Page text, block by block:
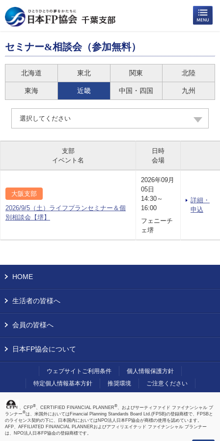
セミナー&相談会（参加無料）
北海道 東北 関東 北陸
東海 近畿 中国・四国 九州
選択してください
支部
イベント名
日時
会場
大阪支部
2026/9/5（土）ライフプランセミナー＆個
別相談会【堺】
2026年09月
05日
14:30～
16:00
フェニーチ
ェ堺
詳細・
申込
HOME
生活者の皆様へ
会員の皆様へ
日本FP協会について
ウェブサイトご利用条件
個人情報保護方針
特定個人情報基本方針
推奨環境 ご注意ください
、CFP®、CERTIFIED FINANCIAL PLANNER®、およびサーティファイド ファイナンシャル プ
ランナー®は、米国外においてはFinancial Planning Standards Board Ltd.(FPSB)の登録商標で、FPSBと
のライセンス契約の下に、日本国内においてはNPO法人日本FP協会が商標の使用を認めています。
AFP、AFFILIATED FINANCIAL PLANNERおよびアフィリエイテッド ファイナンシャル プランナー
は、NPO法人日本FP協会の登録商標です。